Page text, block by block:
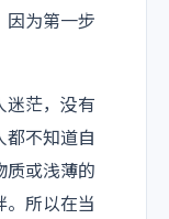
因为第一步
迷茫，没有
都不知道自
质或浅薄的
。所以在当